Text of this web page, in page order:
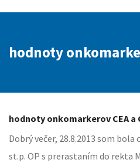
hodnoty
hodnoty onkomarkerov CEA a
Dobrý večer, 28.8.2013 som bola
st.p. OP s prerastaním do rekta